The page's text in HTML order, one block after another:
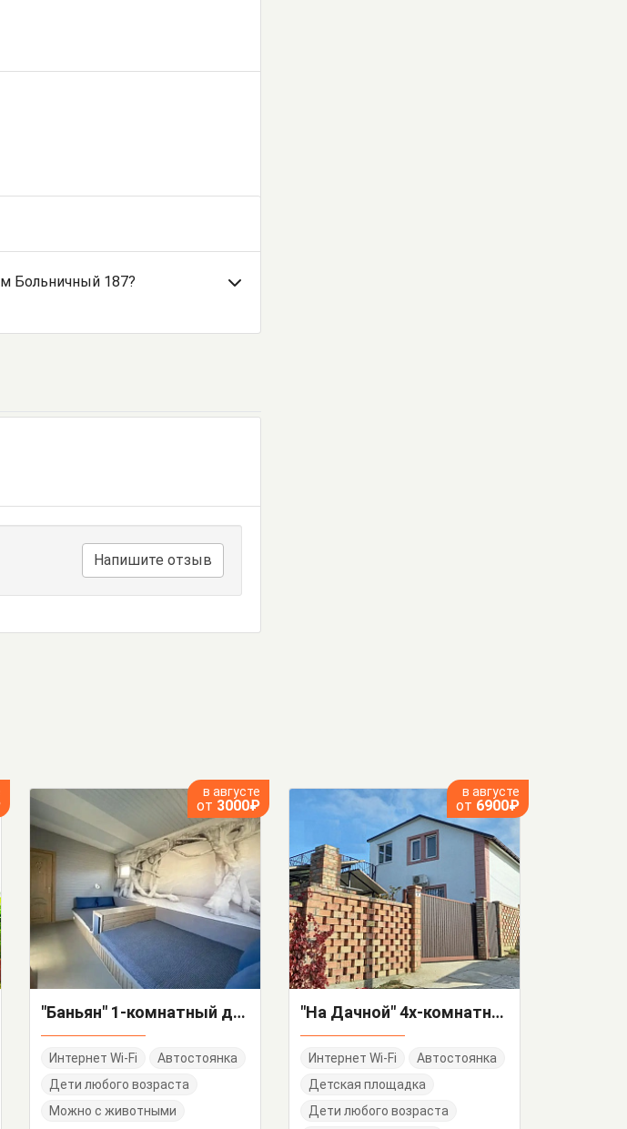
Больничный 187?
Напишите отзыв
в августе
от 3000₽
"Баньян" 1-комнатный дом под-ключ
Интернет Wi-Fi
Автостоянка
Дети любого возраста
Можно с животными
в августе
от 6900₽
"На Дачной" 4х-комнатный дом под-ключ
Интернет Wi-Fi
Автостоянка
Детская площадка
Дети любого возраста